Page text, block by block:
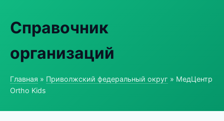
Справочник
организаций
Главная » Приволжский федеральный округ » МедЦентр
Ortho Kids